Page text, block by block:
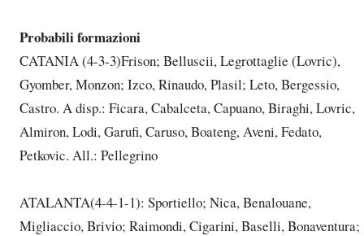
Probabili formazioni
CATANIA (4-3-3)Frison; Belluscii, Legrottaglie (Lovric),
Gyomber, Monzon; Izco, Rinaudo, Plasil; Leto, Bergessio,
Castro. A disp.: Ficara, Cabalceta, Capuano, Biraghi, Lovric,
Almiron, Lodi, Garufi, Caruso, Boateng, Aveni, Fedato,
Petkovic. All.: Pellegrino
ATALANTA(4-4-1-1): Sportiello; Nica, Benalouane,
Migliaccio, Brivio; Raimondi, Cigarini, Baselli, Bonaventura;